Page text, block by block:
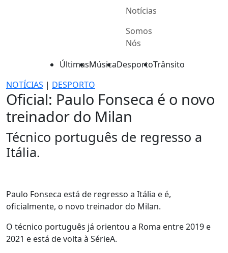
Notícias
Somos
Nós
ÚltimasMúsicaDesportoTrânsito
NOTÍCIAS | DESPORTO
Oficial: Paulo Fonseca é o novo
treinador do Milan
Técnico português de regresso a
Itália.
Paulo Fonseca está de regresso a Itália e é,
oficialmente, o novo treinador do Milan.
O técnico português já orientou a Roma entre 2019 e
2021 e está de volta à SérieA.